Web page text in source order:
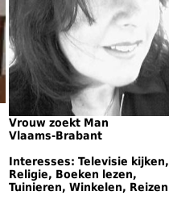
Vrouw zoekt Man
Vlaams-Brabant
Interesses: Televisie kijken,
Religie, Boeken lezen,
Tuinieren, Winkelen, Reizen